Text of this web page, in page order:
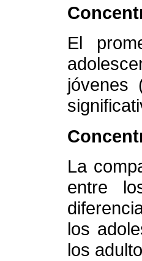
El
jóvenes
La
entre
los
los